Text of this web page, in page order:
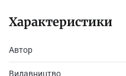
скарбниці світової літератури.
Характеристики
Автор
Видавництво